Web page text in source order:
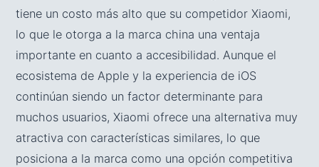
tiene un costo más alto que su competidor Xiaomi,
lo que le otorga a la marca china una ventaja
importante en cuanto a accesibilidad. Aunque el
ecosistema de Apple y la experiencia de iOS
continúan siendo un factor determinante para
muchos usuarios, Xiaomi ofrece una alternativa muy
atractiva con características similares, lo que
posiciona a la marca como una opción competitiva